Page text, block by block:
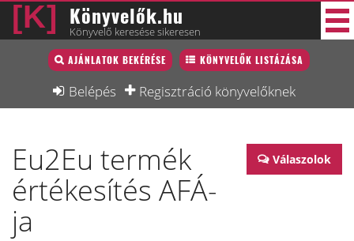
Könyvelők.hu
Könyvelő keresése sikeresen
AJÁNLATOK BEKÉRÉSE KÖNYVELŐK LISTÁZÁSA
Belépés Regisztráció könyvelőknek
Könyvelő lista
Könyvelési munkák
Interjú
Blog
Állás
Válaszolok
Eu2Eu termék
értékesítés AFÁ-
ja